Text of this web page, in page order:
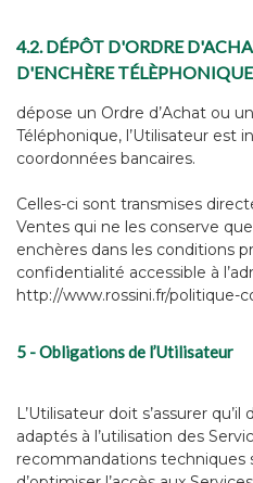
4.2. DÉPÔT D'ORDRE
D'ENCHÈRE TÉLÈPHONIQUE
dépose un Ordre d’Achat ou
Téléphonique, l’Utilisateur est
coordonnées bancaires.
Celles-ci sont transmises
Ventes qui ne les conserve
enchères dans les conditions
confidentialité accessible à
http://www.rossini.fr/politique-
5 - Obligations de l’Utilisateur
L’Utilisateur doit s’assurer
adaptés à l’utilisation des
recommandations